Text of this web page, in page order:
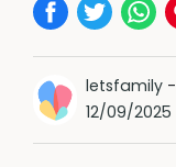
letsfamily -
12/09/2025